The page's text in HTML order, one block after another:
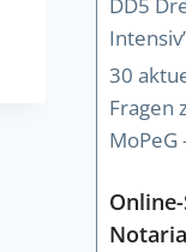
DD5
30
Fragen
MoPeG